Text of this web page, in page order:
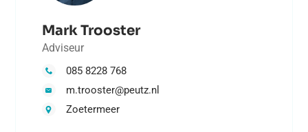
Mark Trooster
Adviseur
085 8228 768
m.trooster@peutz.nl
Zoetermeer